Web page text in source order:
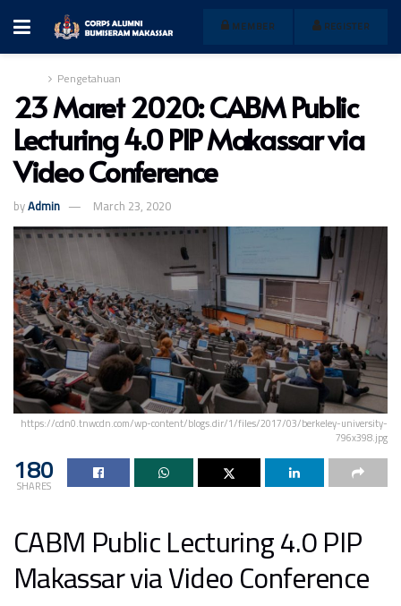
MEMBER REGISTER
Pengetahuan
23 Maret 2020: CABM Public
Lecturing 4.0 PIP Makassar via
Video Conference
byAdmin March 23, 2020
https://cdn0.tnwcdn.com/wp-content/blogs.dir/1/files/2017/03/berkeley-university-
796x398.jpg
180
SHARES
CABM Public Lecturing 4.0 PIP
Makassar via Video Conference